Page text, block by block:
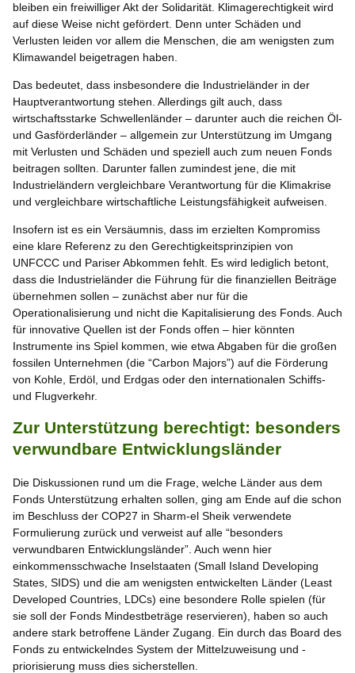
bleiben ein freiwilliger Akt der Solidarität. Klimagerechtigkeit wird
auf diese Weise nicht gefördert. Denn unter Schäden und
Verlusten leiden vor allem die Menschen, die am wenigsten zum
Klimawandel beigetragen haben.
Das bedeutet, dass insbesondere die Industrieländer in der
Hauptverantwortung stehen. Allerdings gilt auch, dass
wirtschaftsstarke Schwellenländer – darunter auch die reichen Öl-
und Gasförderländer – allgemein zur Unterstützung im Umgang
mit Verlusten und Schäden und speziell auch zum neuen Fonds
beitragen sollten. Darunter fallen zumindest jene, die mit
Industrieländern vergleichbare Verantwortung für die Klimakrise
und vergleichbare wirtschaftliche Leistungsfähigkeit aufweisen.
Insofern ist es ein Versäumnis, dass im erzielten Kompromiss
eine klare Referenz zu den Gerechtigkeitsprinzipien von
UNFCCC und Pariser Abkommen fehlt. Es wird lediglich betont,
dass die Industrieländer die Führung für die finanziellen Beiträge
übernehmen sollen – zunächst aber nur für die
Operationalisierung und nicht die Kapitalisierung des Fonds. Auch
für innovative Quellen ist der Fonds offen – hier könnten
Instrumente ins Spiel kommen, wie etwa Abgaben für die großen
fossilen Unternehmen (die “Carbon Majors”) auf die Förderung
von Kohle, Erdöl, und Erdgas oder den internationalen Schiffs-
und Flugverkehr.
Zur Unterstützung berechtigt: besonders
verwundbare Entwicklungsländer
Die Diskussionen rund um die Frage, welche Länder aus dem
Fonds Unterstützung erhalten sollen, ging am Ende auf die schon
im Beschluss der COP27 in Sharm-el Sheik verwendete
Formulierung zurück und verweist auf alle “besonders
verwundbaren Entwicklungsländer”. Auch wenn hier
einkommensschwache Inselstaaten (Small Island Developing
States, SIDS) und die am wenigsten entwickelten Länder (Least
Developed Countries, LDCs) eine besondere Rolle spielen (für
sie soll der Fonds Mindestbeträge reservieren), haben so auch
andere stark betroffene Länder Zugang. Ein durch das Board des
Fonds zu entwickelndes System der Mittelzuweisung und -
priorisierung muss dies sicherstellen.